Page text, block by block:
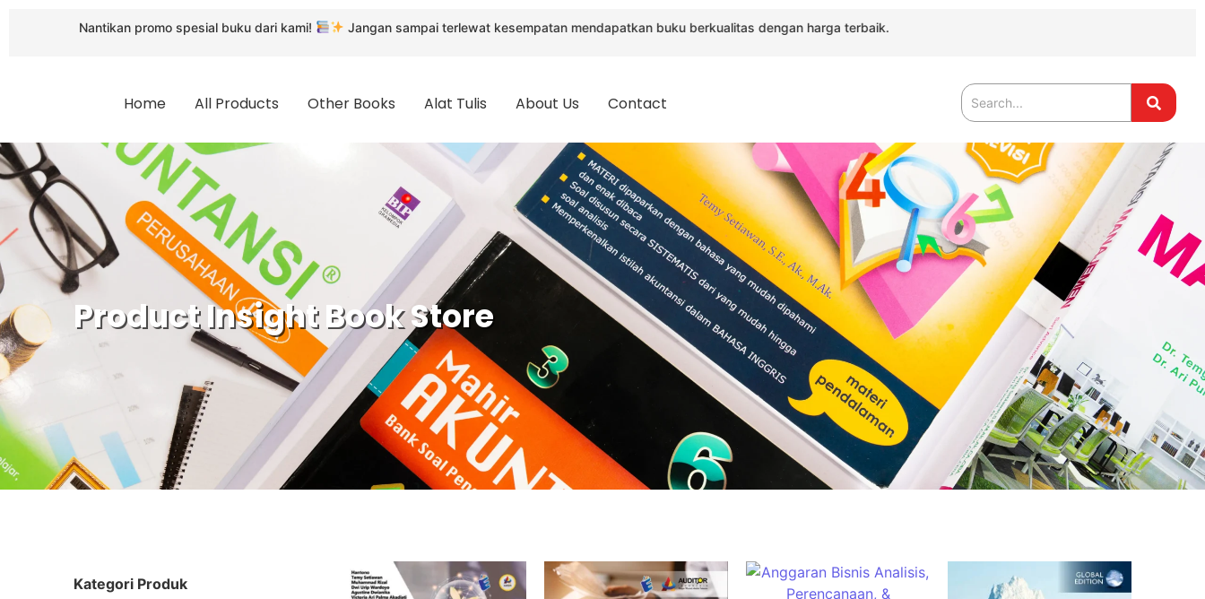
promo spesial buku dari kami! Jangan sampai terlewat kesempatan mendapatkan buku berkualitas dengan harga terbaik.
Home All Products Other Books Alat Tulis About Us Contact
Product Insight Book Store
Kategori Produk